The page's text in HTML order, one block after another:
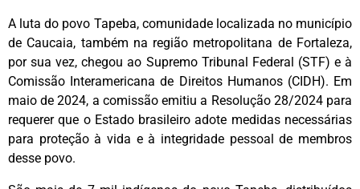
A luta do povo Tapeba, comunidade localizada no município
de Caucaia, também na região metropolitana de Fortaleza,
por sua vez, chegou ao Supremo Tribunal Federal (STF) e à
Comissão Interamericana de Direitos Humanos (CIDH). Em
maio de 2024, a comissão emitiu a Resolução 28/2024 para
requerer que o Estado brasileiro adote medidas necessárias
para proteção à vida e à integridade pessoal de membros
desse povo.